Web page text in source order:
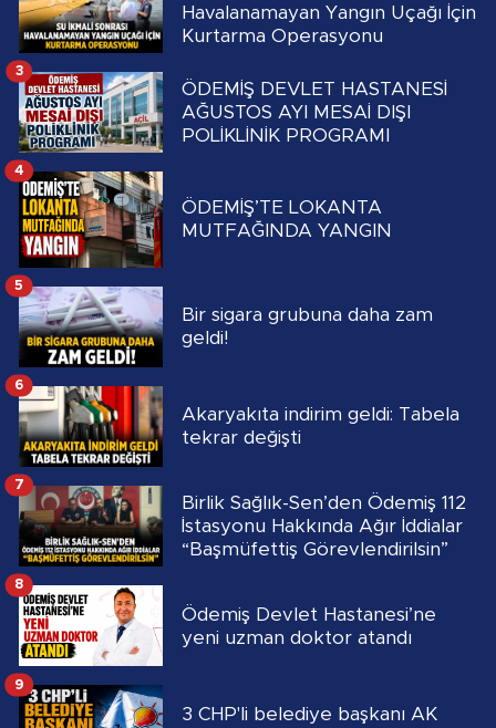
Havalanamayan Yangın Uçağı İçin
Kurtarma Operasyonu
ÖDEMİŞ DEVLET HASTANESİ
AĞUSTOS AYI MESAİ DIŞI
POLİKLİNİK PROGRAMI
3
ÖDEMİŞ’TE LOKANTA
MUTFAĞINDA YANGIN
4
Bir sigara grubuna daha zam
geldi!
5
Akaryakıta indirim geldi: Tabela
tekrar değişti
6
Birlik Sağlık-Sen’den Ödemiş 112
İstasyonu Hakkında Ağır İddialar
“Başmüfettiş Görevlendirilsin”
7
Ödemiş Devlet Hastanesi’ne
yeni uzman doktor atandı
8
3 CHP'li belediye başkanı AK
9